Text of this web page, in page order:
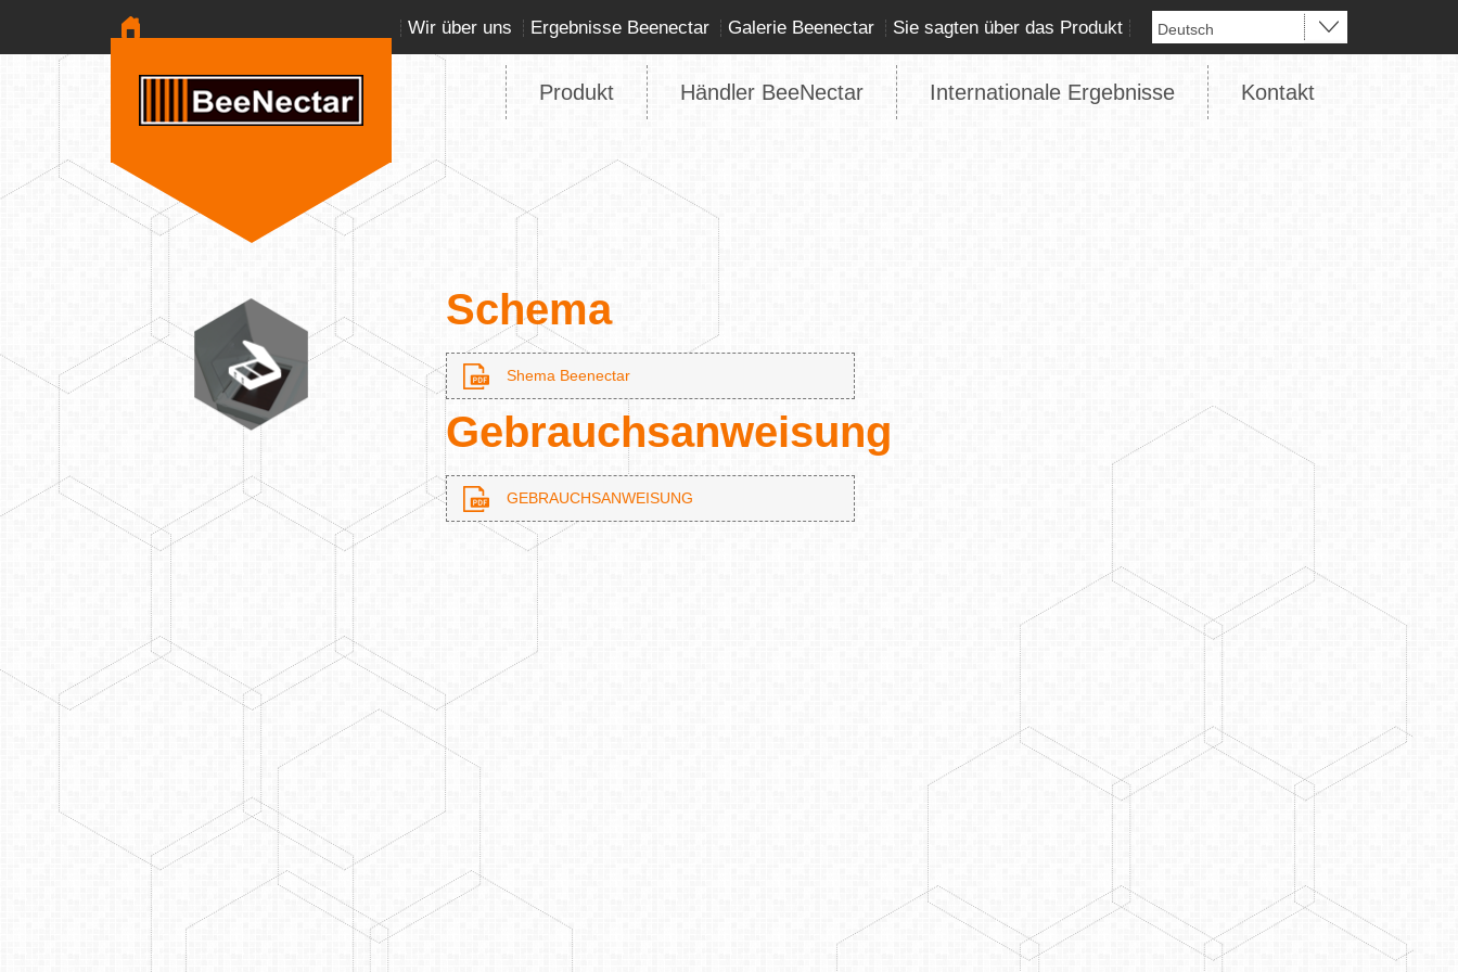
Wir über uns Ergebnisse Beenectar Galerie Beenectar Sie sagten über das Produkt
Produkt Händler BeeNectar Internationale Ergebnisse Kontakt
Schema
Shema Beenectar
Gebrauchsanweisung
GEBRAUCHSANWEISUNG